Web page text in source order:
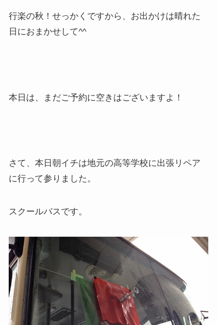
行楽の秋！せっかくですから、お出かけは晴れた
日におまかせして^^
本日は、まだご予約に空きはございますよ！
さて、本日朝イチは地元の高等学校に出張リペア
に行って参りました。
スクールバスです。